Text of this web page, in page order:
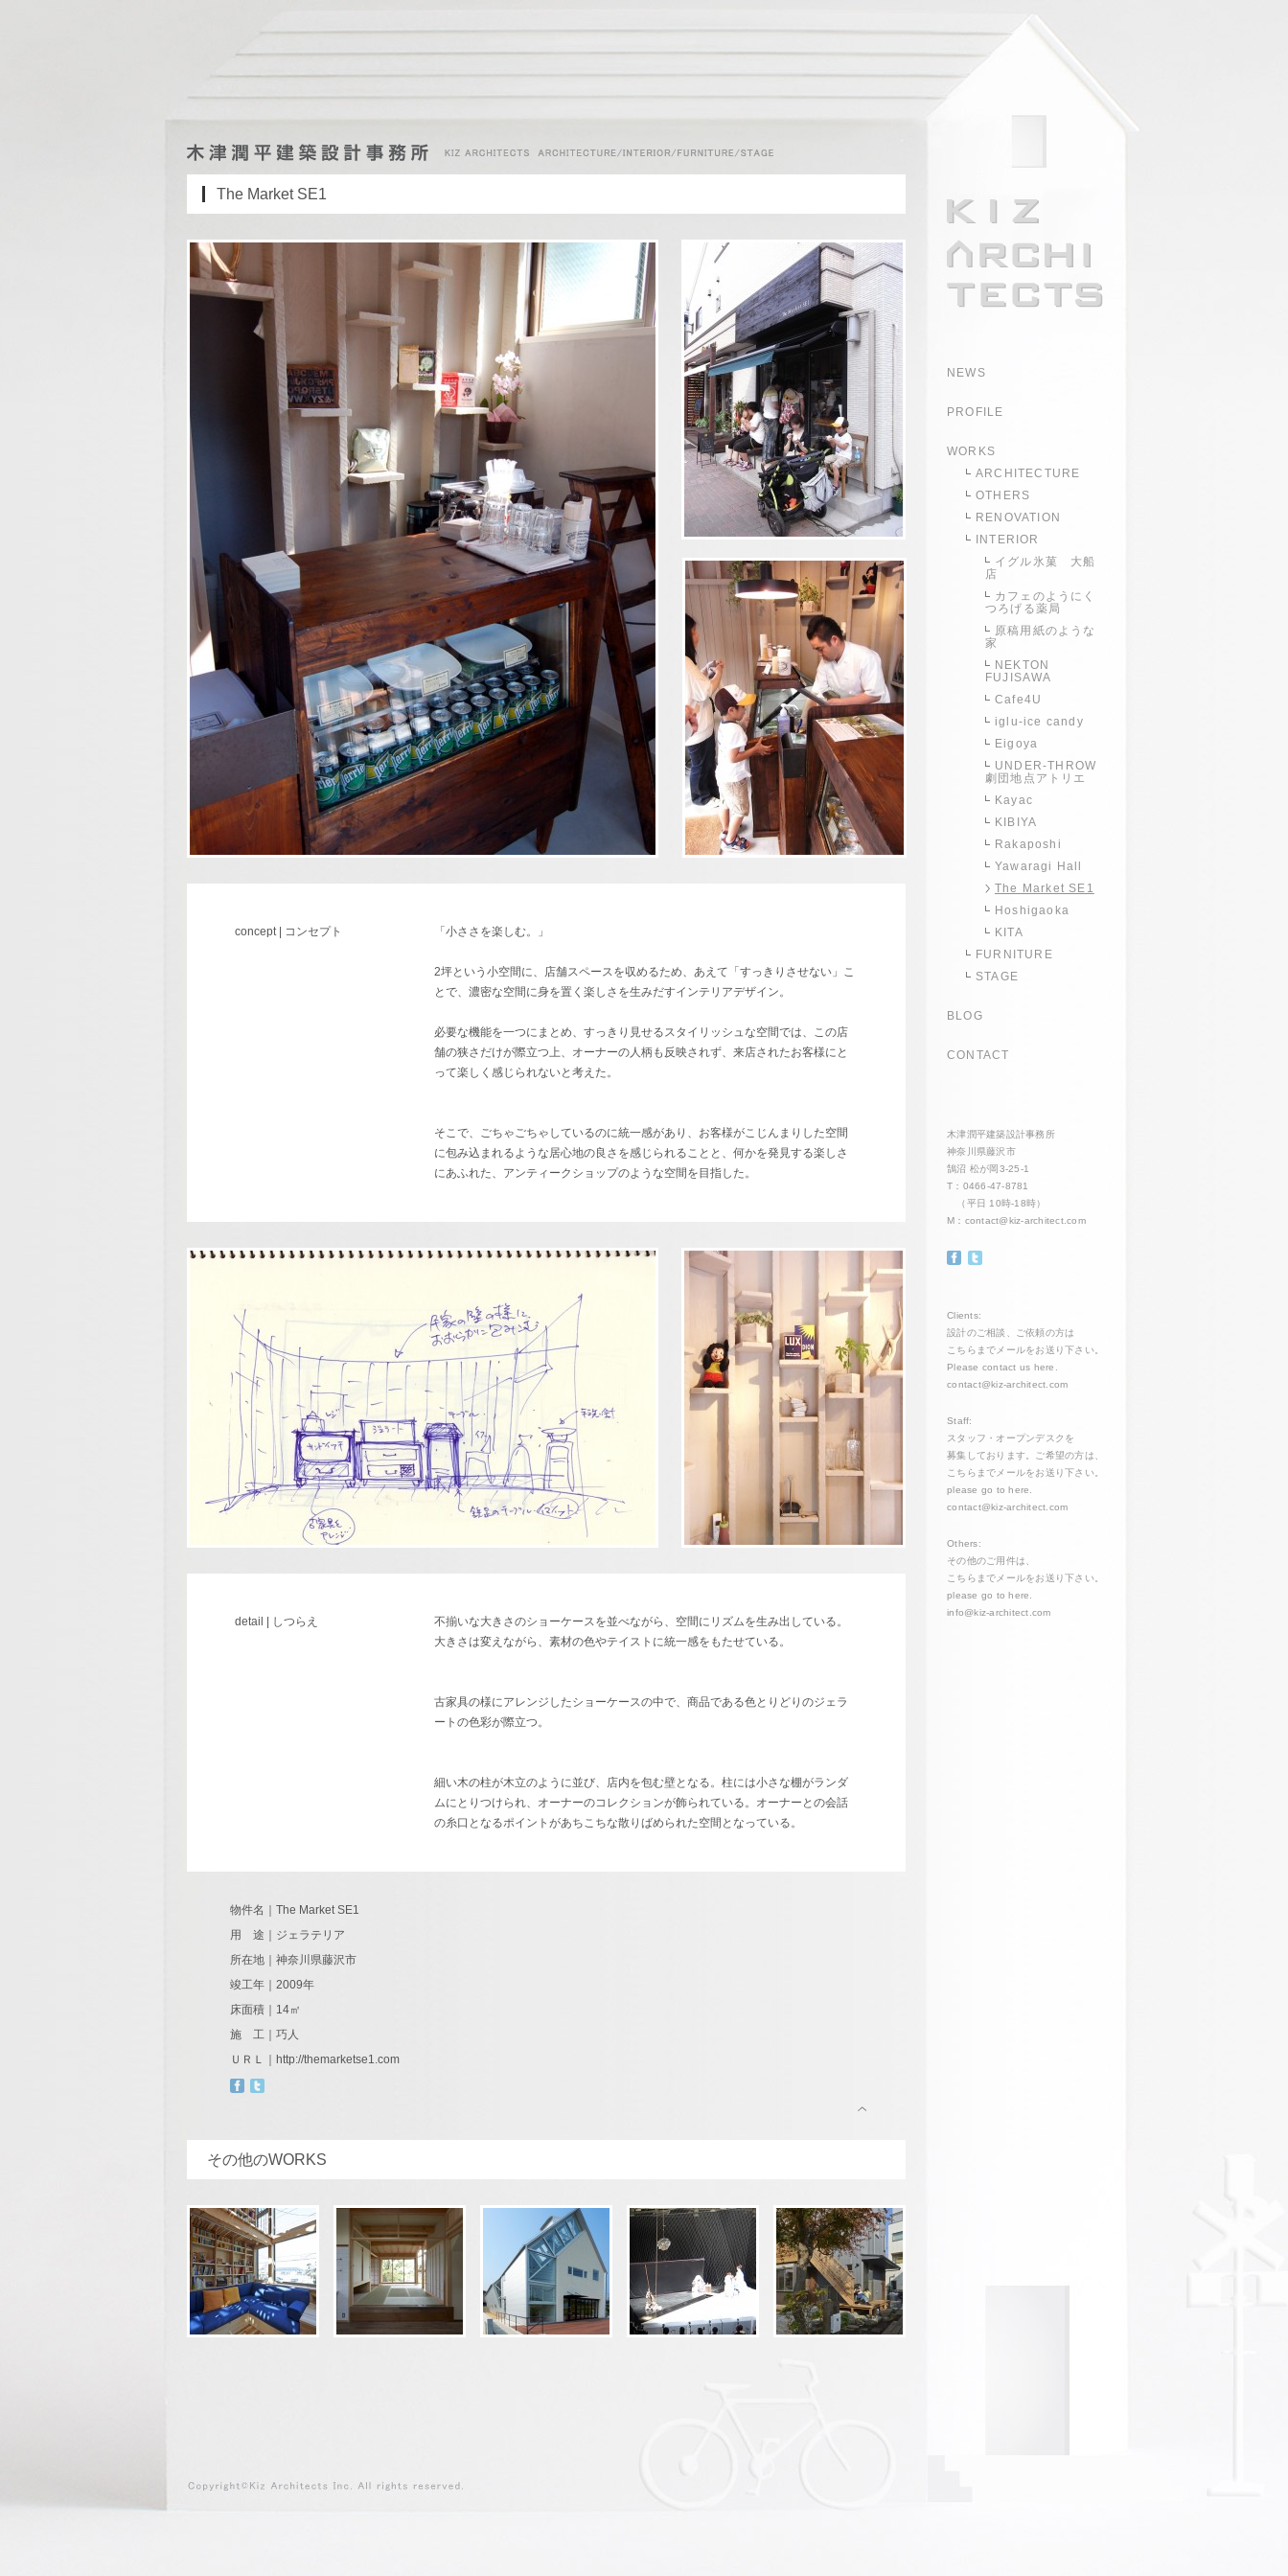
The Market SE1
concept | コンセプト 「小ささを楽しむ。」
2坪という小空間に、店舗スペースを収めるため、あえて「すっきりさせない」こ
とで、濃密な空間に身を置く楽しさを生みだすインテリアデザイン。
必要な機能を一つにまとめ、すっきり見せるスタイリッシュな空間では、この店
舗の狭さだけが際立つ上、オーナーの人柄も反映されず、来店されたお客様にと
って楽しく感じられないと考えた。
そこで、ごちゃごちゃしているのに統一感があり、お客様がこじんまりした空間
に包み込まれるような居心地の良さを感じられることと、何かを発見する楽しさ
にあふれた、アンティークショップのような空間を目指した。
detail | しつらえ
不揃いな大きさのショーケースを並べながら、空間にリズムを生み出している。
大きさは変えながら、素材の色やテイストに統一感をもたせている。
古家具の様にアレンジしたショーケースの中で、商品である色とりどりのジェラ
ートの色彩が際立つ。
細い木の柱が木立のように並び、店内を包む壁となる。柱には小さな棚がランダ
ムにとりつけられ、オーナーのコレクションが飾られている。オーナーとの会話
の糸口となるポイントがあちこちな散りばめられた空間となっている。
物件名｜The Market SE1
用 途｜ジェラテリア
所在地｜神奈川県藤沢市
竣工年｜2009年
床面積｜14㎡
施 工｜巧人
ＵＲＬ｜
http://themarketse1.com
その他のWORKS
NEWS
PROFILE
WORKS
ARCHITECTURE
OTHERS
RENOVATION
INTERIOR
イグル氷菓 大船
店
カフェのようにく
つろげる薬局
原稿用紙のような
家
NEKTON
FUJISAWA
Cafe4U
iglu-ice candy
Eigoya
UNDER-THROW
劇団地点アトリエ
Kayac
KIBIYA
Rakaposhi
Yawaragi Hall
The Market SE1
Hoshigaoka
KITA
FURNITURE
STAGE
BLOG
CONTACT
木津潤平建築設計事務所
神奈川県藤沢市
鵠沼 松が岡3-25-1
T：0466-47-8781
（平日 10時-18時）
M： contact@kiz-architect.com
Clients:
設計のご相談、ご依頼の方は
こちらまでメールをお送り下さい。
Please contact us here.
contact@kiz-architect.com
Staff:
スタッフ・オープンデスクを
募集しております。ご希望の方は、
こちらまでメールをお送り下さい。
please go to here.
contact@kiz-architect.com
Others:
その他のご用件は、
こちらまでメールをお送り下さい。
please go to here.
info@kiz-architect.com